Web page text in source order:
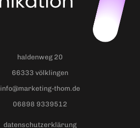
haldenweg 20
66333 völklingen
info@marketing-thom.de
06898 9339512
datenschutzerklärung